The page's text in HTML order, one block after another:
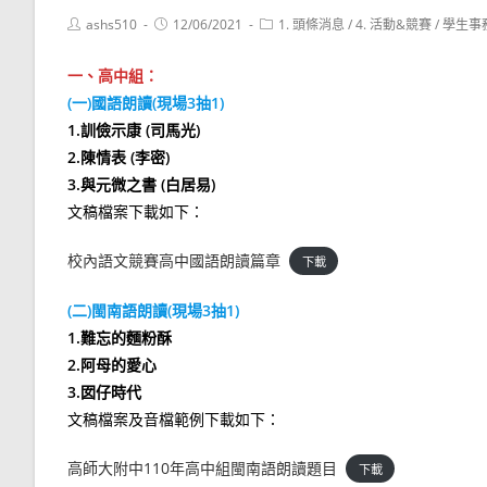
Postashs510
Post12/06/2021
Post1. 頭條消息 /4. 活動&競賽/學生事
一、高中組：
(一)國語朗讀(現場3抽1)
1.訓儉示康 (司馬光)
2.陳情表 (李密)
3.與元微之書 (白居易)
文稿檔案下載如下：
校內語文競賽高中國語朗讀篇章 下載
(二)閩南語朗讀(現場3抽1)
1.難忘的麵粉酥
2.阿母的愛心
3.囡仔時代
文稿檔案及音檔範例下載如下：
高師大附中110年高中組閩南語朗讀題目 下載